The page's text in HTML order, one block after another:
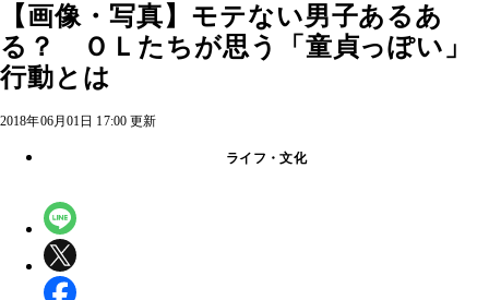
【画像・写真】モテない男子あるあ
る？ ＯＬたちが思う「童貞っぽい」
行動とは
2018年06月01日 17:00 更新
ライフ・文化